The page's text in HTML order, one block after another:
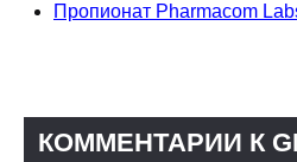
Пропионат Pharmacom
КОММЕНТАРИИ К